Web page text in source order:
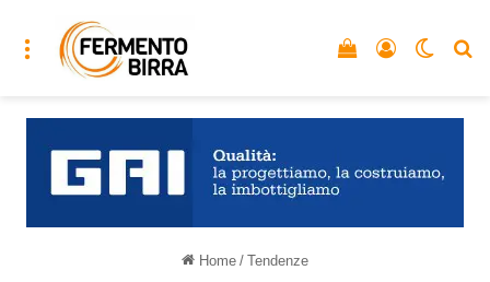
Menu Accedi
Vedi il carrello
Home / Tendenze